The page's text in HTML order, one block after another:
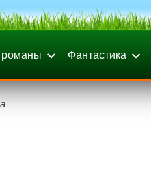
Фантастика